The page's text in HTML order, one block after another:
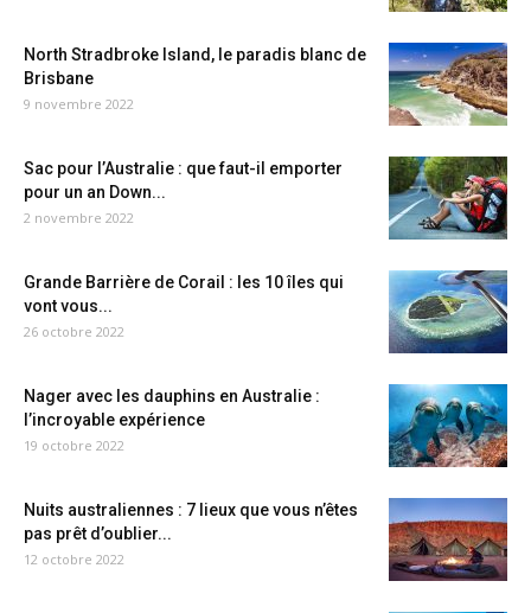
North Stradbroke Island, le paradis blanc de
Brisbane
9 novembre 2022
Sac pour l’Australie : que faut-il emporter
pour un an Down...
2 novembre 2022
Grande Barrière de Corail : les 10 îles qui
vont vous...
26 octobre 2022
Nager avec les dauphins en Australie :
l’incroyable expérience
19 octobre 2022
Nuits australiennes : 7 lieux que vous n’êtes
pas prêt d’oublier...
12 octobre 2022